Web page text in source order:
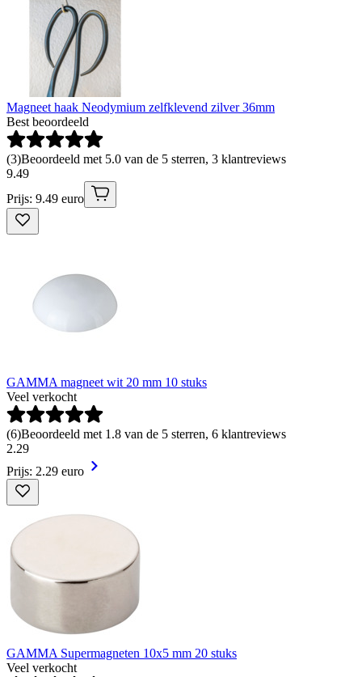
Magneet haak Neodymium zelfklevend zilver 36mm
Best beoordeeld
(3)Beoordeeld met 5.0 van de 5 sterren, 3 klantreviews
9.49
Prijs: 9.49 euro
GAMMA magneet wit 20 mm 10 stuks
Veel verkocht
(6)Beoordeeld met 1.8 van de 5 sterren, 6 klantreviews
2.29
Prijs: 2.29 euro
GAMMA Supermagneten 10x5 mm 20 stuks
Veel verkocht